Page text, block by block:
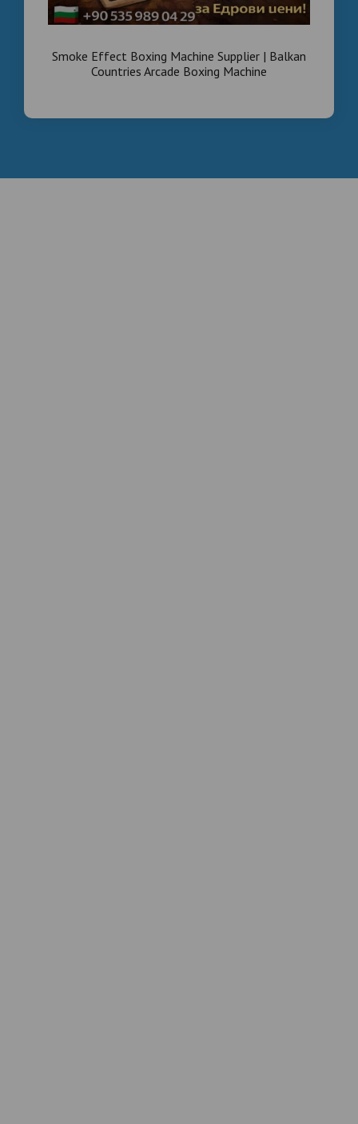
Smoke Effect Boxing Machine Supplier | Balkan
Countries Arcade Boxing Machine